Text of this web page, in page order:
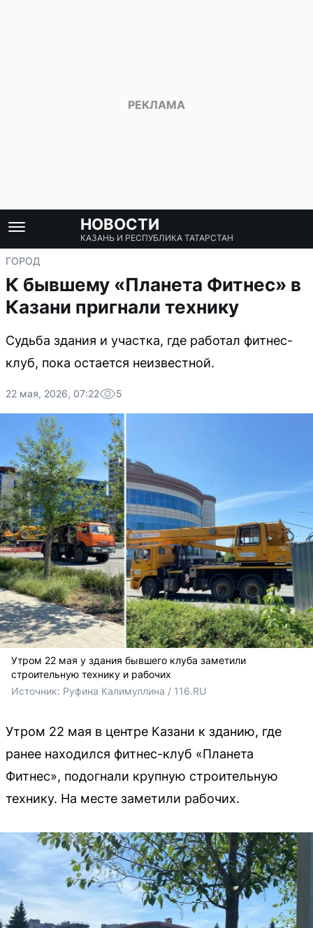
НОВОСТИ
КАЗАНЬ И РЕСПУБЛИКА ТАТАРСТАН
ГОРОД
К бывшему «Планета Фитнес» в
Казани пригнали технику
Судьба здания и участка, где работал фитнес-
клуб, пока остается неизвестной.
22 мая, 2026, 07:22 5
Утром 22 мая у здания бывшего клуба заметили
строительную технику и рабочих
Источник: Руфина Калимуллина / 116.RU
Утром 22 мая в центре Казани к зданию, где
ранее находился фитнес-клуб «Планета
Фитнес», подогнали крупную строительную
технику. На месте заметили рабочих.